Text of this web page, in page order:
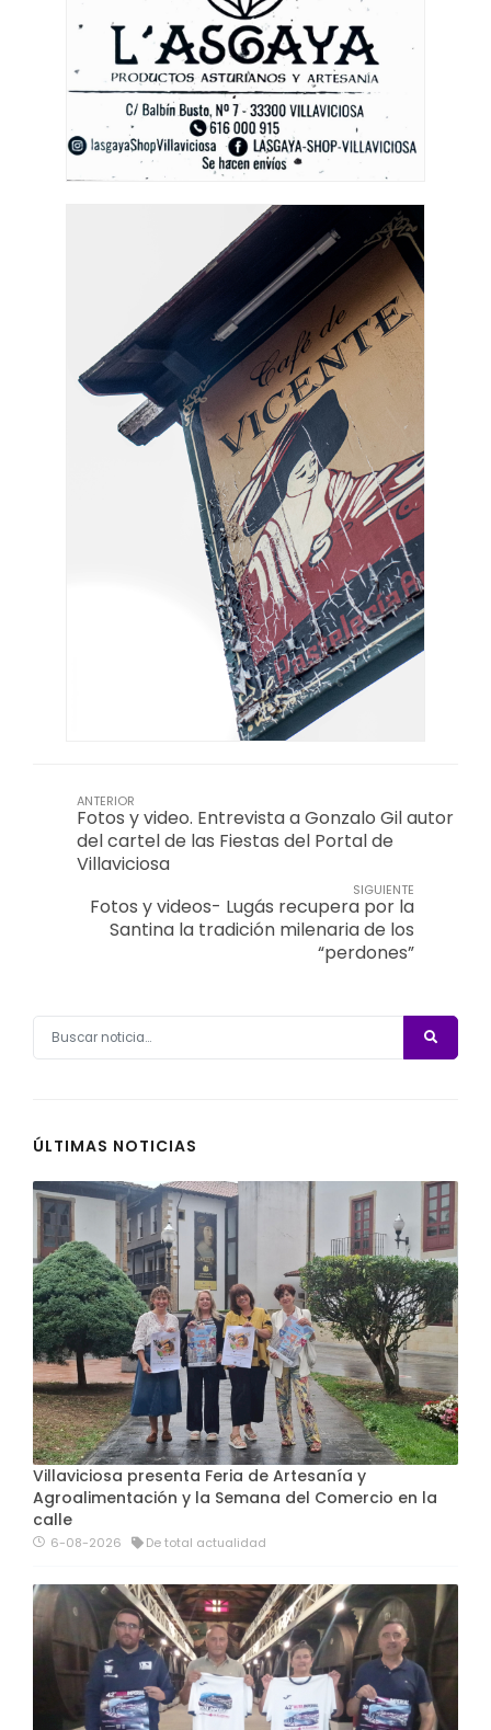
ANTERIOR
Fotos y video. Entrevista a Gonzalo Gil autor
del cartel de las Fiestas del Portal de
Villaviciosa
SIGUIENTE
Fotos y videos- Lugás recupera por la
Santina la tradición milenaria de los
“perdones”
ÚLTIMAS NOTICIAS
Villaviciosa presenta Feria de Artesanía y
Agroalimentación y la Semana del Comercio en la
calle
6-08-2026 De total actualidad